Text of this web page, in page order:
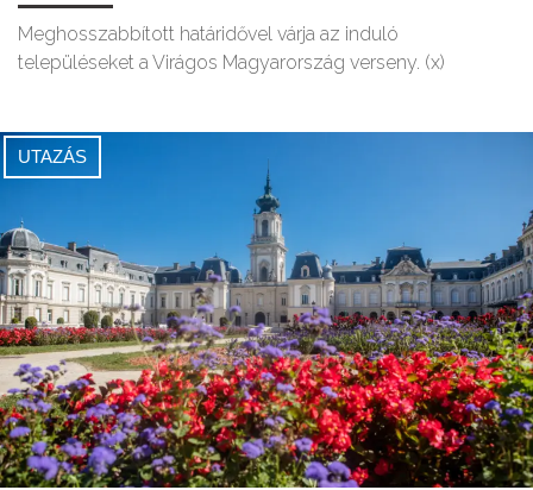
Meghosszabbított határidővel várja az induló
településeket a Virágos Magyarország verseny. (x)
UTAZÁS